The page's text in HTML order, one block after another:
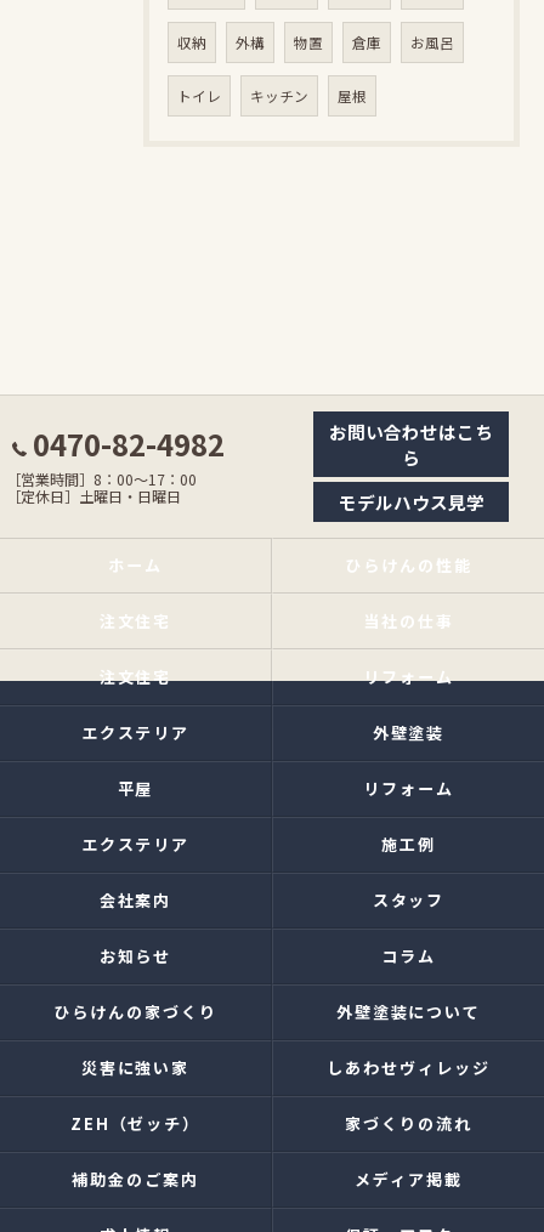
収納 外構 物置 倉庫 お風呂
トイレ キッチン 屋根
0470-82-4982
［営業時間］8：00〜17：00
［定休日］土曜日・日曜日
お問い合わせはこち
ら
モデルハウス見学
ホーム ひらけんの性能
注文住宅 当社の仕事
注文住宅 リフォーム
エクステリア 外壁塗装
平屋 リフォーム
エクステリア 施工例
会社案内 スタッフ
お知らせ コラム
ひらけんの家づくり 外壁塗装について
災害に強い家 しあわせヴィレッジ
ZEH（ゼッチ） 家づくりの流れ
補助金のご案内 メディア掲載